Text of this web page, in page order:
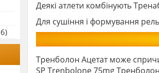
Деякі атлети комбінують
Для сушіння і формування
Тренболон Ацетат може
SP Trenbolone 75mg